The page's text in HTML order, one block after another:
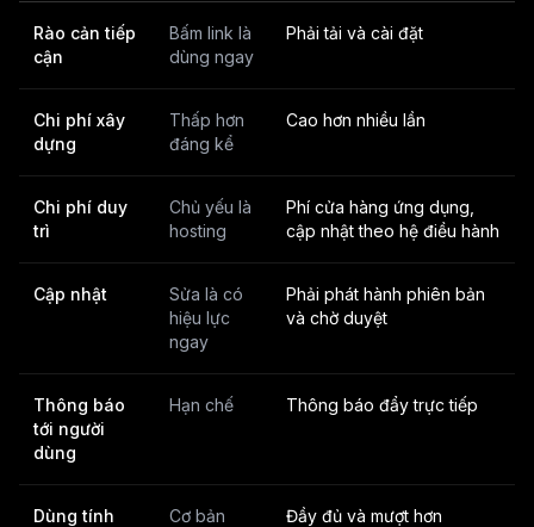
Rào cản tiếp
cận
Bấm link là
dùng ngay
Phải tải và cài đặt
Chi phí xây
dựng
Thấp hơn
đáng kể
Cao hơn nhiều lần
Chi phí duy
trì
Chủ yếu là
hosting
Phí cửa hàng ứng dụng,
cập nhật theo hệ điều hành
Cập nhật
Sửa là có
hiệu lực
ngay
Phải phát hành phiên bản
và chờ duyệt
Thông báo
tới người
dùng
Hạn chế Thông báo đẩy trực tiếp
Dùng tính
Cơ bản Đầy đủ và mượt hơn